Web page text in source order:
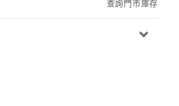
查詢門市庫存